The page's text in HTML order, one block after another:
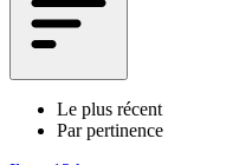
Le plus récent
Par pertinence